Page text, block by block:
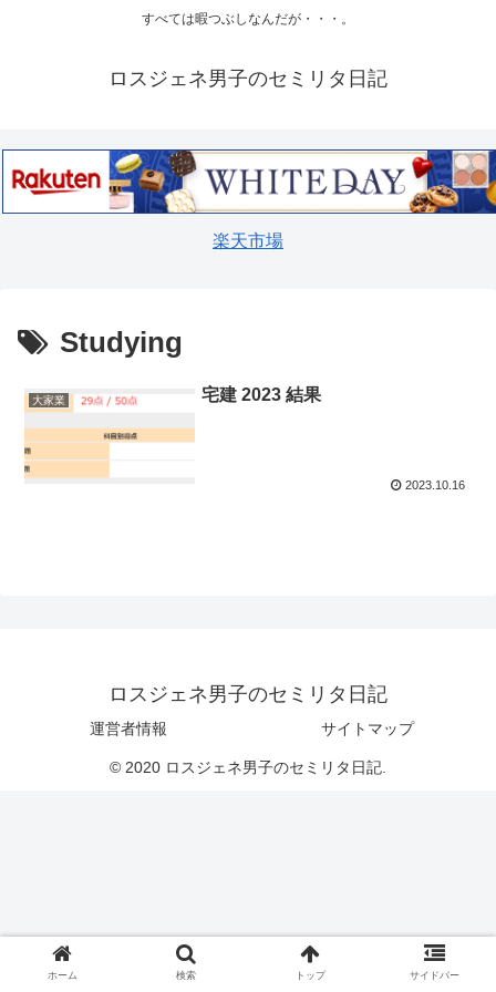
すべては暇つぶしなんだが・・・。
ロスジェネ男子のセミリタ日記
楽天市場
Studying
大家業 宅建 2023 結果
2023.10.16
ロスジェネ男子のセミリタ日記
運営者情報 サイトマップ
© 2020 ロスジェネ男子のセミリタ日記.
ホーム 検索 トップ サイドバー